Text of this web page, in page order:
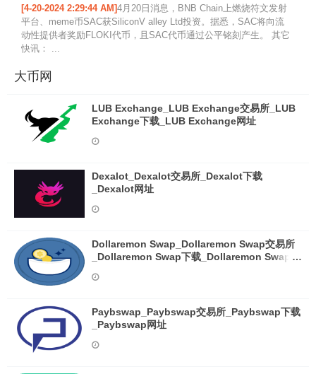
[4-20-2024 2:29:44 AM]4月20日消息，BNB Chain上燃烧符文发射
平台、meme币SAC获SiliconV alley Ltd投资。据悉，SAC将向流
动性提供者奖励FLOKI代币，且SAC代币通过公平铭刻产生。 其它
快讯： ...
大币网
LUB Exchange_LUB Exchange交易所_LUB
Exchange下载_LUB Exchange网址
Dexalot_Dexalot交易所_Dexalot下载
_Dexalot网址
Dollaremon Swap_Dollaremon Swap交易所
_Dollaremon Swap下载_Dollaremon Swap网
Paybswap_Paybswap交易所_Paybswap下载
_Paybswap网址